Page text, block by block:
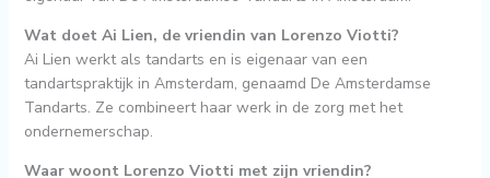
Wat doet Ai Lien, de vriendin van Lorenzo Viotti?
Ai Lien werkt als tandarts en is eigenaar van een
tandartspraktijk in Amsterdam, genaamd De Amsterdamse
Tandarts. Ze combineert haar werk in de zorg met het
ondernemerschap.
Waar woont Lorenzo Viotti met zijn vriendin?